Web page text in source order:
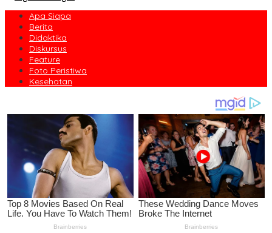
Apa Siapa
Berita
Didaktika
Diskursus
Feature
Foto Peristiwa
Kesehatan